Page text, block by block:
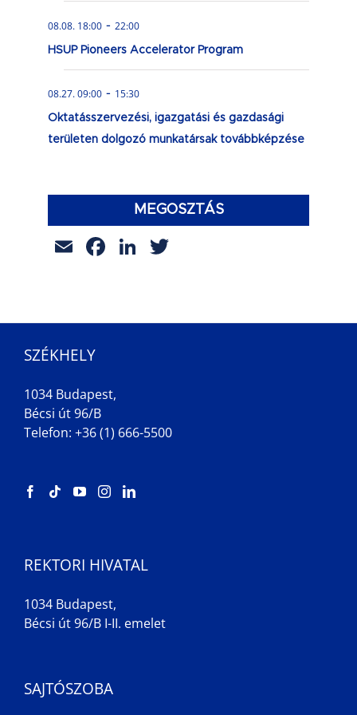
08.08. 18:00 - 22:00
HSUP Pioneers Accelerator Program
08.27. 09:00 - 15:30
Oktatásszervezési, igazgatási és gazdasági
területen dolgozó munkatársak továbbképzése
MEGOSZTÁS
EmailFacebook
LinkedIn
SZÉKHELY
1034 Budapest,
Bécsi út 96/B
Telefon: +36 (1) 666-5500
REKTORI HIVATAL
1034 Budapest,
Bécsi út 96/B I-II. emelet
SAJTÓSZOBA